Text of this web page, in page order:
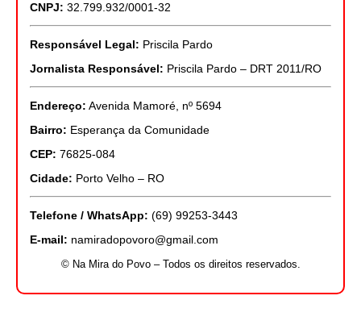
CNPJ: 32.799.932/0001-32
Responsável Legal: Priscila Pardo
Jornalista Responsável: Priscila Pardo – DRT 2011/RO
Endereço: Avenida Mamoré, nº 5694
Bairro: Esperança da Comunidade
CEP: 76825-084
Cidade: Porto Velho – RO
Telefone / WhatsApp: (69) 99253-3443
E-mail: namiradopovoro@gmail.com
© Na Mira do Povo – Todos os direitos reservados.